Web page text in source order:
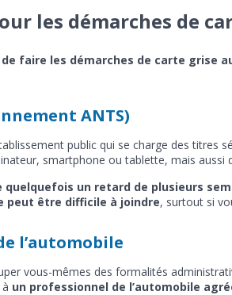
les démarches de
de faire les démarches de carte grise
ANTS)
public qui se charge des titres
smartphone ou tablette, mais aussi
quelquefois un retard de plusieurs
peut être difficile à joindre, surtout si
l’automobile
vous-mêmes des formalités
un professionnel de l’automobile